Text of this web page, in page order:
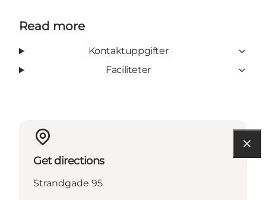
Read more
Kontaktuppgifter
Faciliteter
Get directions
Strandgade 95